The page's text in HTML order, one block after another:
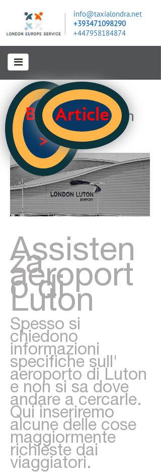
info@taxialondra.net
+393471098290
+447958184874
116 A, King's Cross Road, London
Informazioni Luton
11/20/2016
Aeroporto Luton
Assisten
za
aeroport
o di
Luton
Spesso si
chiedono
informazioni
specifiche sull'
aeroporto di Luton
e non si sa dove
andare a cercarle.
Qui inseriremo
alcune delle cose
maggiormente
richieste dai
viaggiatori.
Blog
>
Article